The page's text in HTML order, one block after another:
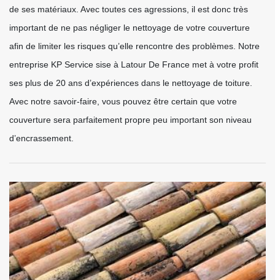
de ses matériaux. Avec toutes ces agressions, il est donc très
important de ne pas négliger le nettoyage de votre couverture
afin de limiter les risques qu’elle rencontre des problèmes. Notre
entreprise KP Service sise à Latour De France met à votre profit
ses plus de 20 ans d’expériences dans le nettoyage de toiture.
Avec notre savoir-faire, vous pouvez être certain que votre
couverture sera parfaitement propre peu important son niveau
d’encrassement.